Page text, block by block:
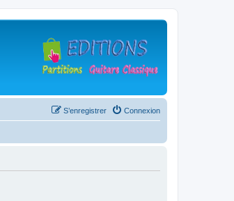
Connexion
S’enregistrer